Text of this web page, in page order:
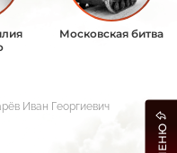
Московская битва
Иван Георгиевич
МЕНЮ